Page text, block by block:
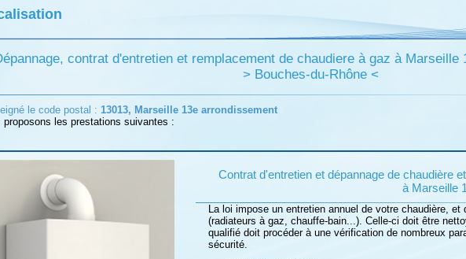
contrat d'entretien et remplacement de chaudiere à gaz à Marseille
> Bouches-du-Rhône <
le code postal : 13013, Marseille 13e arrondissement
proposons les prestations suivantes :
Contrat d'entretien et dépannage de chaudière
à Marseille
La loi impose un entretien annuel de votre chaudière, et
(radiateurs à gaz, chauffe-bain...). Celle-ci doit être
qualifié doit procéder à une vérification de nombreux
sécurité.